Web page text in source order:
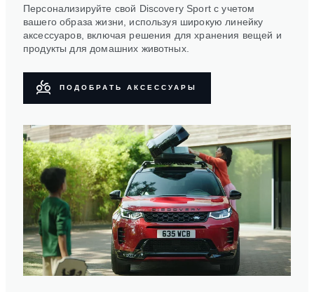
Персонализируйте свой Discovery Sport с учетом
вашего образа жизни, используя широкую линейку
аксессуаров, включая решения для хранения вещей и
продукты для домашних животных.
ПОДОБРАТЬ АКСЕССУАРЫ